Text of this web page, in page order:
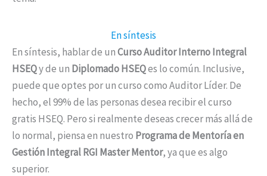
En síntesis
En síntesis, hablar de unCurso Auditor Interno Integral
HSEQy de un Diplomado HSEQes lo común. Inclusive,
puede que optes por un curso como Auditor Líder. De
hecho, el 99% de las personas desea recibir el curso
gratis HSEQ. Pero si realmente deseas crecer más allá de
lo normal, piensa en nuestro Programa de Mentoría en
Gestión Integral RGI Master Mentor, ya que es algo
superior.